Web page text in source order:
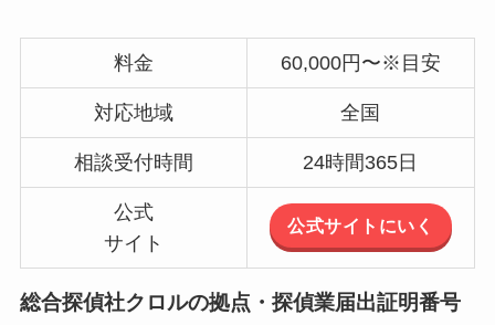
料金 60,000円〜※目安
対応地域 全国
相談受付時間 24時間365日
公式
サイト
公式サイトにいく
総合探偵社クロルの拠点・探偵業届出証明番号